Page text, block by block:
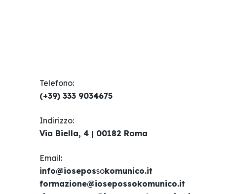
Telefono:
(+39) 333 9034675
Indirizzo:
Via Biella, 4 | 00182 Roma
Email​:
info@iosepossokomunico.it
formazione@iosepossokomunico.it